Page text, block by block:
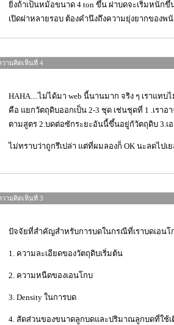
ยิ่งถ้าเป็นหม้อขนาด 4 ton ขึ้น ฝาบดจะเริ่มหนัก
เปิดฝาหลายรอบ ต้องคำนึงถึงความยุ่งยากของพ
วามคิดเห็นที่ 4
HAHA....ไม่ได้มา web นี้นานมาก จริง ๆ เราแท
คือ แยกวัตถุดิบออกเป็น 2-3 ชุด เช่นชุดที่ 1 .เรา
ตามสูตร 2.บดต่อซักระยะอันนี้ขึ้นอยู่กัวัตถุดิบ 3.เ
ไม่ทราบว่าถูกรึเปล่า แต่ที่ผมลองก็ OK นะลดไปเย
วามคิดเห็นที่ 3
ปัจจัยที่สำคัญสำหรับการบดในกรณีที่เราบดเอน
1. ความละเอียดของวัตถุดิบเริ่มต้น
2. ความหนืดของเอนโกบ
3. Density ในการบด
4. สัดส่วนของขนาดลูกบดและปริมาณลูกบดที่ใช้เ